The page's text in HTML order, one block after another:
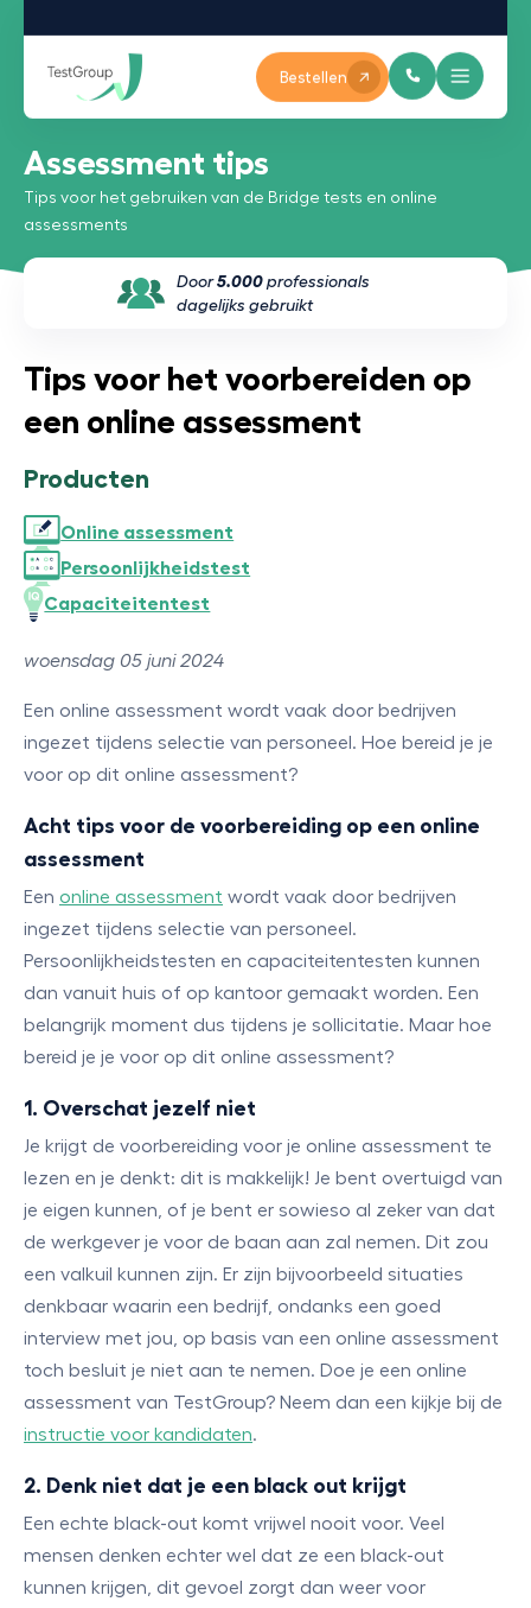
Bestellen
Assessment tips
Tips voor het gebruiken van de Bridge tests en online
assessments
Door5.000 professionals
dagelijks gebruikt
Tips voor het voorbereiden op
een online assessment
Producten
Online assessment
Persoonlijkheidstest
Capaciteitentest
woensdag 05 juni 2024
Een online assessment wordt vaak door bedrijven
ingezet tijdens selectie van personeel. Hoe bereid je je
voor op dit online assessment?
Acht tips voor de voorbereiding op een online
assessment
Een online assessment wordt vaak door bedrijven
ingezet tijdens selectie van personeel.
Persoonlijkheidstesten en capaciteitentesten kunnen
dan vanuit huis of op kantoor gemaakt worden. Een
belangrijk moment dus tijdens je sollicitatie. Maar hoe
bereid je je voor op dit online assessment?
1. Overschat jezelf niet
Je krijgt de voorbereiding voor je online assessment te
lezen en je denkt: dit is makkelijk! Je bent overtuigd van
je eigen kunnen, of je bent er sowieso al zeker van dat
de werkgever je voor de baan aan zal nemen. Dit zou
een valkuil kunnen zijn. Er zijn bijvoorbeeld situaties
denkbaar waarin een bedrijf, ondanks een goed
interview met jou, op basis van een online assessment
toch besluit je niet aan te nemen. Doe je een online
assessment van TestGroup? Neem dan een kijkje bij de
instructie voor kandidaten.
2. Denk niet dat je een black out krijgt
Een echte black-out komt vrijwel nooit voor. Veel
mensen denken echter wel dat ze een black-out
kunnen krijgen, dit gevoel zorgt dan weer voor